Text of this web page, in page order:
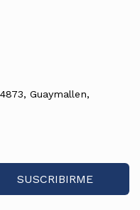
Guaymallen,
SUSCRIBIRME